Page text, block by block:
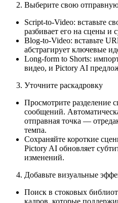
Выберите свою
Script-to-Video: вставьте
разбивает его на сцены и
Blog-to-Video: вставьте
абстрагирует ключевые
Long-form to Shorts:
видео, и Pictory AI
Уточните раскадровку
Просмотрите разделение
сообщений.
отправная точка —
темпа.
Сохраняйте короткие
Pictory AI обновляет
изменений.
Добавьте визуальные
Поиск в стоковых
кадров, которые